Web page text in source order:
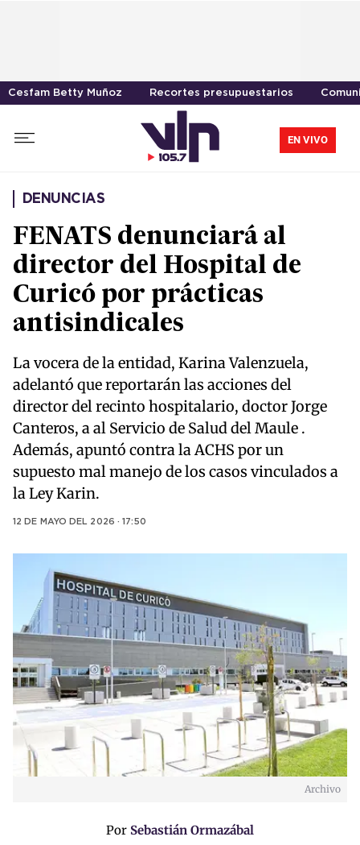
Cesfam Betty Muñoz Recortes presupuestarios
EN VIVO
DENUNCIAS
FENATS denunciará al
director del Hospital de
Curicó por prácticas
antisindicales
La vocera de la entidad, Karina Valenzuela,
adelantó que reportarán las acciones del
director del recinto hospitalario, doctor Jorge
Canteros, a al Servicio de Salud del Maule .
Además, apuntó contra la ACHS por un
supuesto mal manejo de los casos vinculados a
la Ley Karin.
12 DE MAYO DEL 2026 · 17:50
Archivo
Por Sebastián Ormazábal